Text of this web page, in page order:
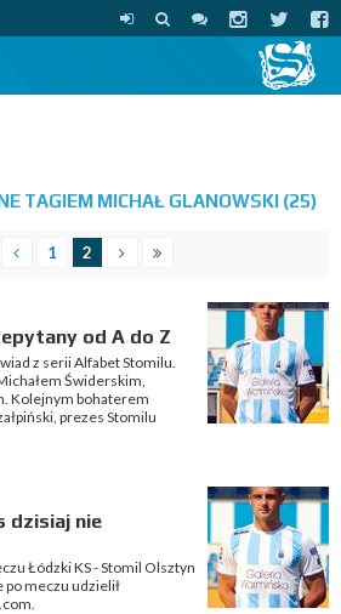
TAGIEM MICHAŁ GLANOWSKI (25)
1 2
od A do Z
z serii Alfabet Stomilu.
Świderskim,
Kolejnym bohaterem
prezes Stomilu
dzisiaj nie
Łódzki KS - Stomil Olsztyn
po meczu udzielił